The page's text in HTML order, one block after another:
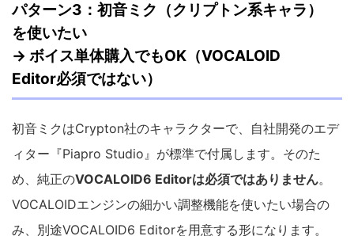
パターン3：初音ミク（クリプトン系キャラ）
を使いたい
→ ボイス単体購入でもOK（VOCALOID
Editor必須ではない）
初音ミクはCrypton社のキャラクターで、自社開発のエデ
ィター『Piapro Studio』が標準で付属します。そのた
め、純正のVOCALOID6 Editorは必須ではありません。
VOCALOIDエンジンの細かい調整機能を使いたい場合の
み、別途VOCALOID6 Editorを用意する形になります。